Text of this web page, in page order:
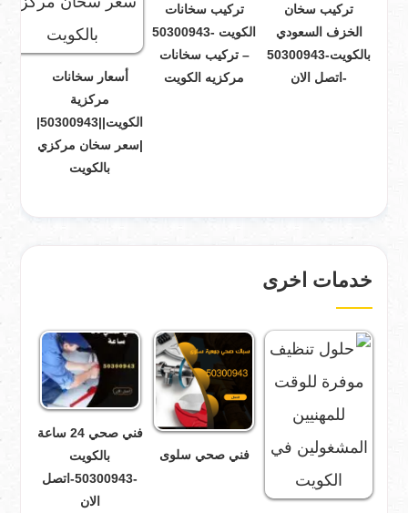
تركيب سخان
الخزف السعودي
بالكويت-50300943
-اتصل الان
تركيب سخانات
الكويت -50300943
– تركيب سخانات
مركزيه الكويت
أسعار سخانات
مركزية
الكويت||50300943|
|سعر سخان مركزي
بالكويت
خدمات اخرى
فني صحي سلوى
فني صحي 24 ساعة
بالكويت
-50300943-اتصل
الان